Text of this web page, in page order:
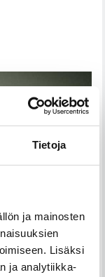
Tietoja
ja mainosten
Lisäksi
ja analytiikka-